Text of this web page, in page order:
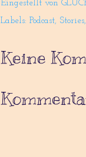
Eingestellt von
Labels: Podcast, Stories,
Keine